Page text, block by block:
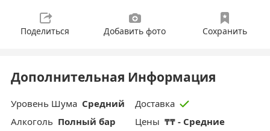
Поделиться Добавить фото Сохранить
Дополнительная Информация
Уровень Шума Средний
Доставка
Aлкоголь Полный бар Цены ₸₸ - Средние